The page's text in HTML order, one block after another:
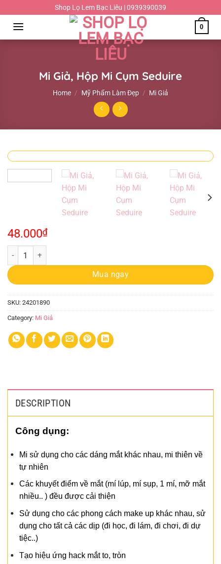
đến
dung
Shop Lọ Lem Bạc Liêu | 0939390039
0
Mi Giả, Hộp Mi Cụm Seduire
Home / Mỹ Phẩm Làm Đẹp / Mi Giả
48.000₫
Mi Giả, Hộp Mi Cụm Seduire quantity
Mua ngay
SKU: 24201890
Category: Mi Giả
DESCRIPTION
Công dụng:
Mi sử dụng cho các dáng mắt khác nhau, mi thiên về
tự nhiên
Các khuyết điểm về mắt (mí lúp, mí sụp, 1 mí, mỡ mắt
nhiều.. ) đều được cải thiện
Sử dụng cho các phong cách make up khác nhau, sử
dụng cho tất cả các dịp (đi học, đi lám, đi chơi, đi dự
tiệc..)
Tạo hiệu ứng hack mắt to, tròn